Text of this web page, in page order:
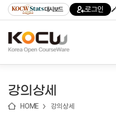
기
기
기
content)
가
대시보드 로그인
강의상세
HOME 강의상세